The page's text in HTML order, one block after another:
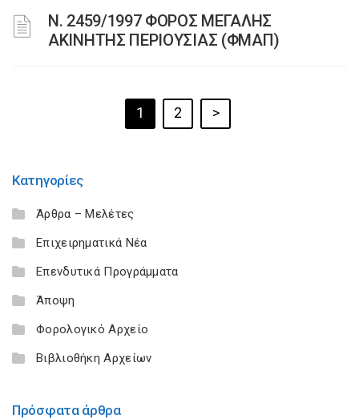
Ν. 2459/1997 ΦΟΡΟΣ ΜΕΓΑΛΗΣ
ΑΚΙΝΗΤΗΣ ΠΕΡΙΟΥΣΙΑΣ (ΦΜΑΠ)
1 2 >
Κατηγορίες
Άρθρα – Μελέτες
Επιχειρηματικά Νέα
Επενδυτικά Προγράμματα
Άποψη
Φορολογικό Αρχείο
Βιβλιοθήκη Αρχείων
Πρόσφατα άρθρα